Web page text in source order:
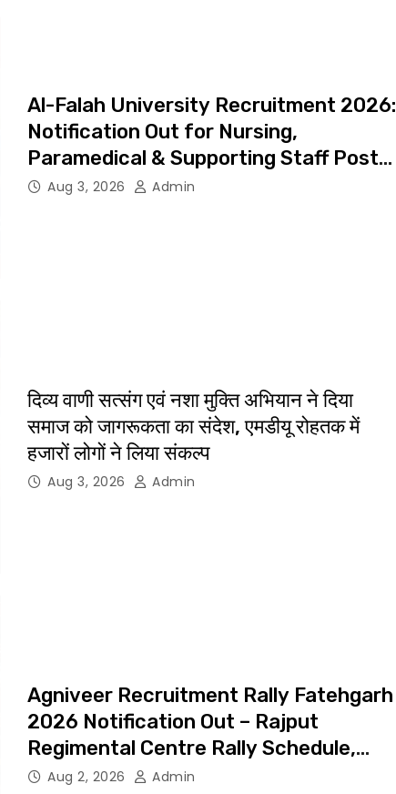
Al-Falah University Recruitment 2026:
Notification Out for Nursing,
Paramedical & Supporting Staff Posts,
Apply Through Email
Aug 3, 2026 Admin
दिव्य वाणी सत्संग एवं नशा मुक्ति अभियान ने दिया
समाज को जागरूकता का संदेश, एमडीयू रोहतक में
हजारों लोगों ने लिया संकल्प
Aug 3, 2026 Admin
Agniveer Recruitment Rally Fatehgarh
2026 Notification Out – Rajput
Regimental Centre Rally Schedule,
Eligibility, Documents & Selection
Aug 2, 2026 Admin